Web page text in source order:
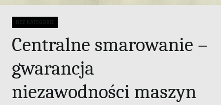
Categories
BEZ KATEGORII
Centralne smarowanie –
gwarancja
niezawodności maszyn